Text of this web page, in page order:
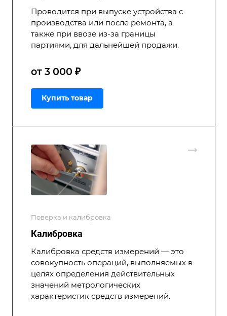
Проводится при выпуске устройства с
производства или после ремонта, а
также при ввозе из-за границы
партиями, для дальнейшей продажи.
от 3 000 ₽
Купить товар
Поверка и калибровка
Калибровка
Калибровка средств измерений — это
совокупность операций, выполняемых в
целях определения действительных
значений метрологических
характеристик средств измерений.